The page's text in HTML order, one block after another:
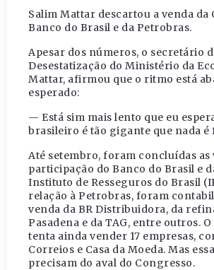
Salim Mattar descartou a venda da
Banco do Brasil e da Petrobras.
Apesar dos números, o secretário
Desestatização do Ministério da
Mattar, afirmou que o ritmo está
esperado:
— Está sim mais lento que eu
brasileiro é tão gigante que nada é
Até setembro, foram concluídas as
participação do Banco do Brasil e
Instituto de Resseguros do Brasil
relação à Petrobras, foram
venda da BR Distribuidora, da
Pasadena e da TAG, entre outros.
tenta ainda vender 17 empresas,
Correios e Casa da Moeda. Mas
precisam do aval do Congresso.